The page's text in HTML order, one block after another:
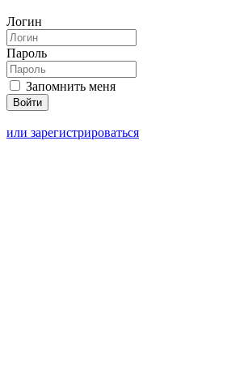
Логин
Пароль
Запомнить меня
или зарегистрироваться